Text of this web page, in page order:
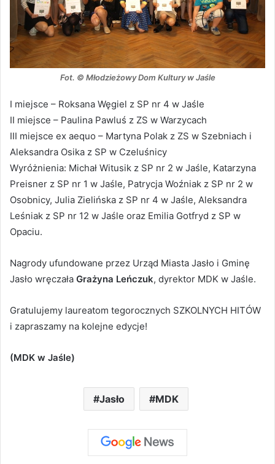
Fot. © Młodzieżowy Dom Kultury w Jaśle
I miejsce – Roksana Węgiel z SP nr 4 w Jaśle
II miejsce – Paulina Pawluś z ZS w Warzycach
III miejsce ex aequo – Martyna Polak z ZS w Szebniach i
Aleksandra Osika z SP w Czeluśnicy
Wyróżnienia: Michał Witusik z SP nr 2 w Jaśle, Katarzyna
Preisner z SP nr 1 w Jaśle, Patrycja Woźniak z SP nr 2 w
Osobnicy, Julia Zielińska z SP nr 4 w Jaśle, Aleksandra
Leśniak z SP nr 12 w Jaśle oraz Emilia Gotfryd z SP w
Opaciu.
Nagrody ufundowane przez Urząd Miasta Jasło i Gminę
Jasło wręczała Grażyna Leńczuk, dyrektor MDK w Jaśle.
Gratulujemy laureatom tegorocznych SZKOLNYCH HITÓW
i zapraszamy na kolejne edycje!
(MDK w Jaśle)
Jasło MDK